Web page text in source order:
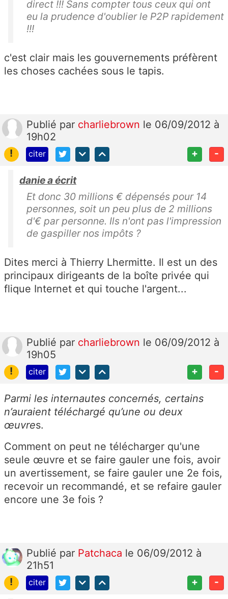
direct !!! Sans compter tous ceux qui ont
eu la prudence d'oublier le P2P rapidement
!!!
c'est clair mais les gouvernements préfèrent
les choses cachées sous le tapis.
Publié par charliebrown le 06/09/2012 à
19h02
!
citer + -
danie a écrit
Et donc 30 millions € dépensés pour 14
personnes, soit un peu plus de 2 millions
d'€ par personne. Ils n'ont pas l'impression
de gaspiller nos impôts ?
Dites merci à Thierry Lhermitte. Il est un des
principaux dirigeants de la boîte privée qui
flique Internet et qui touche l'argent...
Publié par charliebrown le 06/09/2012 à
19h05
!
citer + -
Parmi les internautes concernés, certains
n’auraient téléchargé qu’une ou deux
œuvres.
Comment on peut ne télécharger qu'une
seule œuvre et se faire gauler une fois, avoir
un avertissement, se faire gauler une 2e fois,
recevoir un recommandé, et se refaire gauler
encore une 3e fois ?
Publié par Patchaca le 06/09/2012 à
21h51
!
citer + -